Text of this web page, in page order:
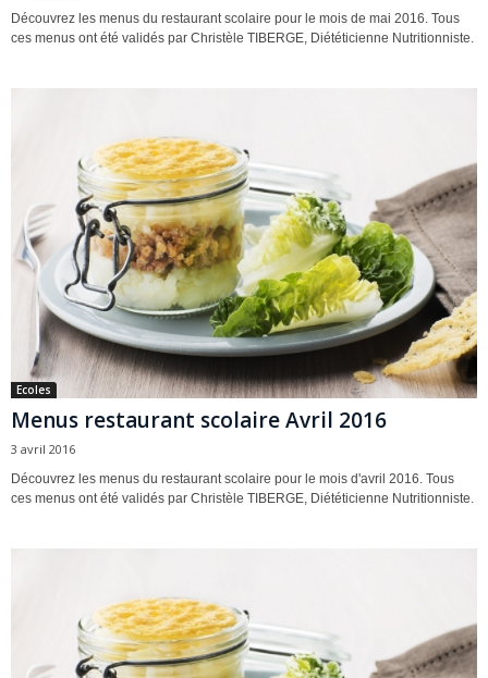
Découvrez les menus du restaurant scolaire pour le mois de mai 2016. Tous
ces menus ont été validés par Christèle TIBERGE, Diététicienne Nutritionniste.
Ecoles
Menus restaurant scolaire Avril 2016
3 avril 2016
Découvrez les menus du restaurant scolaire pour le mois d'avril 2016. Tous
ces menus ont été validés par Christèle TIBERGE, Diététicienne Nutritionniste.